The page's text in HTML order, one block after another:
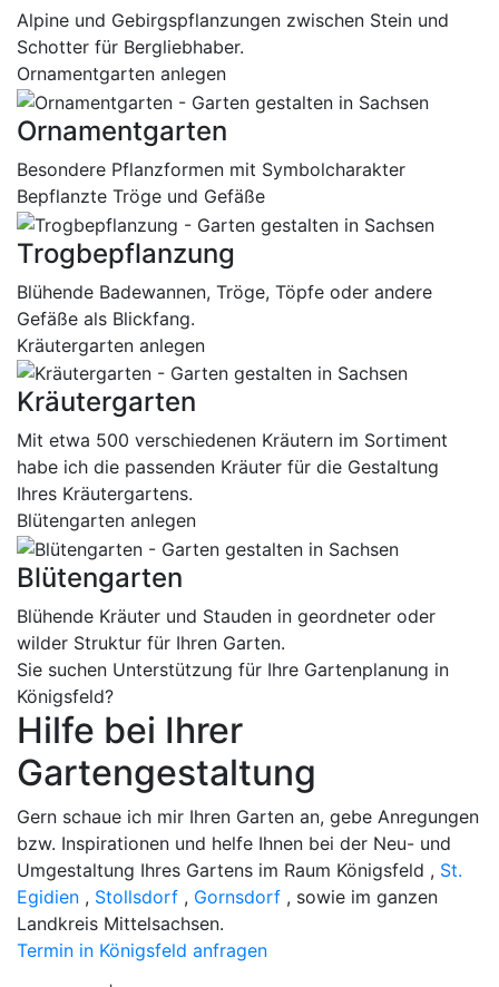
Alpine und Gebirgspflanzungen zwischen Stein und
Schotter für Bergliebhaber.
Ornamentgarten anlegen
Ornamentgarten
Besondere Pflanzformen mit Symbolcharakter
Bepflanzte Tröge und Gefäße
Trogbepflanzung
Blühende Badewannen, Tröge, Töpfe oder andere
Gefäße als Blickfang.
Kräutergarten anlegen
Kräutergarten
Mit etwa 500 verschiedenen Kräutern im Sortiment
habe ich die passenden Kräuter für die Gestaltung
Ihres Kräutergartens.
Blütengarten anlegen
Blütengarten
Blühende Kräuter und Stauden in geordneter oder
wilder Struktur für Ihren Garten.
Sie suchen Unterstützung für Ihre Gartenplanung in
Königsfeld?
Hilfe bei Ihrer
Gartengestaltung
Gern schaue ich mir Ihren Garten an, gebe Anregungen
bzw. Inspirationen und helfe Ihnen bei der Neu- und
Umgestaltung Ihres Gartens im Raum Königsfeld , St.
Egidien , Stollsdorf , Gornsdorf , sowie im ganzen
Landkreis Mittelsachsen.
Termin in Königsfeld anfragen